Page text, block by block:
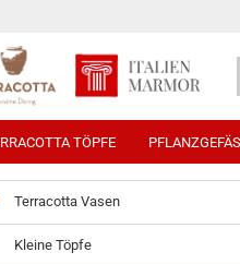
TÖPFE
Terracotta Vasen
Kleine Töpfe